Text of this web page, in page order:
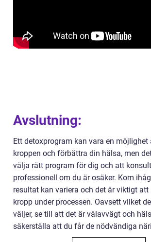
Avslutning:
Ett detoxprogram kan vara en möjlighet
kroppen och förbättra din hälsa, men
välja rätt program för dig och att
professionell om du är osäker. Kom
resultat kan variera och det är viktigt att
kropp under processen. Oavsett vilket
väljer, se till att det är välavvägt och
säkerställa att du får de nödvändiga